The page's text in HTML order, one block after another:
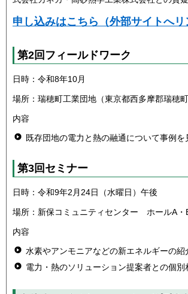
申し込みはこちら（外部サイトへリ
第2回フィールドワーク
日時：令和8年10月
場所：瑞穂町工業団地（東京都西多摩郡瑞穂町
内容
既存団地の電力と熱の融通について事例を
第3回セミナー
日時：令和9年2月24日（水曜日）午後
場所：新保コミュニティセンター ホールA・
内容
水素やアンモニアなどの新エネルギーの紹
電力・熱のソリューション提案者との個別